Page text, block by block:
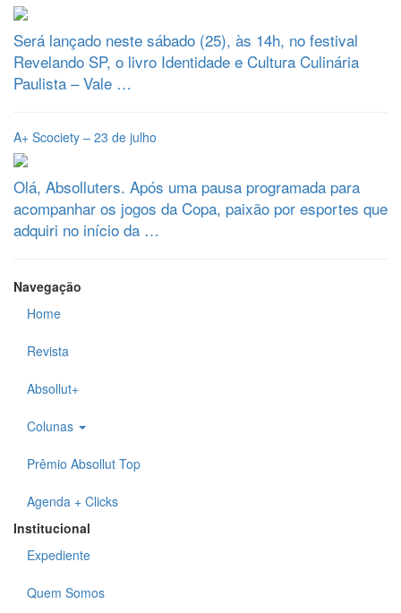
Será lançado neste sábado (25), às 14h, no festival
Revelando SP, o livro Identidade e Cultura Culinária
Paulista – Vale …
A+ Scociety – 23 de julho
Olá, Absolluters. Após uma pausa programada para
acompanhar os jogos da Copa, paixão por esportes que
adquiri no início da …
Navegação
Home
Revista
Absollut+
Colunas
Prêmio Absollut Top
Agenda + Clicks
Institucional
Expediente
Quem Somos